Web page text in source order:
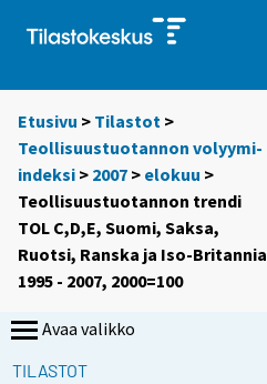
Etusivu > Tilastot >
Teollisuustuotannon volyymi-
indeksi > 2007 > elokuu >
Teollisuustuotannon trendi
TOL C,D,E, Suomi, Saksa,
Ruotsi, Ranska ja Iso-Britannia
1995 - 2007, 2000=100
Avaa valikko
TILASTOT